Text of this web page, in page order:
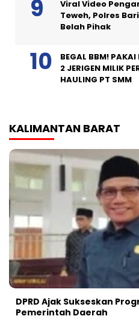
Viral Video
Teweh, Polres
Belah Pihak
BEGAL BBM!
2 JERIGEN MILIK
HAULING PT SMM
KALIMANTAN BARAT
DPRD Ajak Sukseskan
Pemerintah Daerah